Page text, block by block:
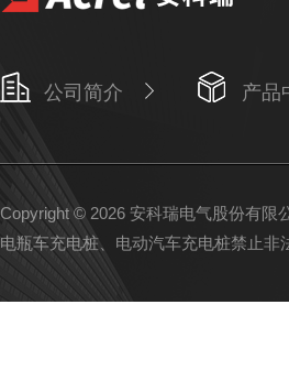
公司简介 产品
Copyright © 2026 安科瑞电气股份有限
电瓶车充电桩、电动汽车充电桩禁止非